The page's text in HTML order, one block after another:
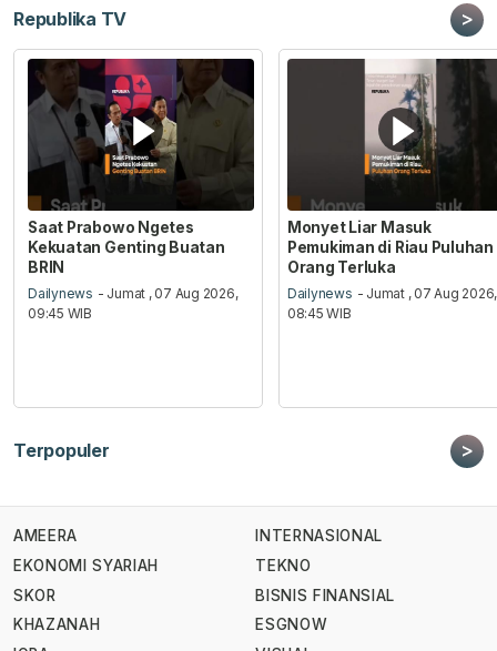
Republika TV >
Saat Prabowo Ngetes
Kekuatan Genting Buatan
BRIN
Dailynews - Jumat , 07 Aug 2026,
09:45 WIB
Monyet Liar Masuk
Pemukiman di Riau Puluhan
Orang Terluka
Dailynews - Jumat , 07 Aug 2026,
08:45 WIB
Terpopuler >
AMEERA
EKONOMI SYARIAH
SKOR
KHAZANAH
INTERNASIONAL
TEKNO
BISNIS FINANSIAL
ESGNOW